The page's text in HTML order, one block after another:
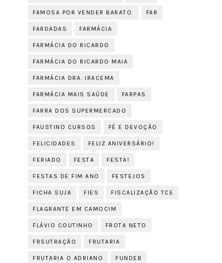
FAMOSA POR VENDER BARATO. FAR
FARDADAS FARMÁCIA
FARMÁCIA DO RICARDO
FARMÁCIA DO RICARDO MAIA
FARMÁCIA DRA. IRACEMA
FARMÁCIA MAIS SAÚDE FARPAS
FARRA DOS SUPERMERCADO
FAUSTINO CURSOS FÉ E DEVOÇÃO
FELICIDADES FELIZ ANIVERSÁRIO!
FERIADO FESTA FESTA!
FESTAS DE FIM ANO FESTEJOS
FICHA SUJA FIES FISCALIZAÇÃO TCE
FLAGRANTE EM CAMOCIM
FLÁVIO COUTINHO FROTA NETO
FRSUTRAÇÃO FRUTARIA
FRUTARIA O ADRIANO FUNDEB